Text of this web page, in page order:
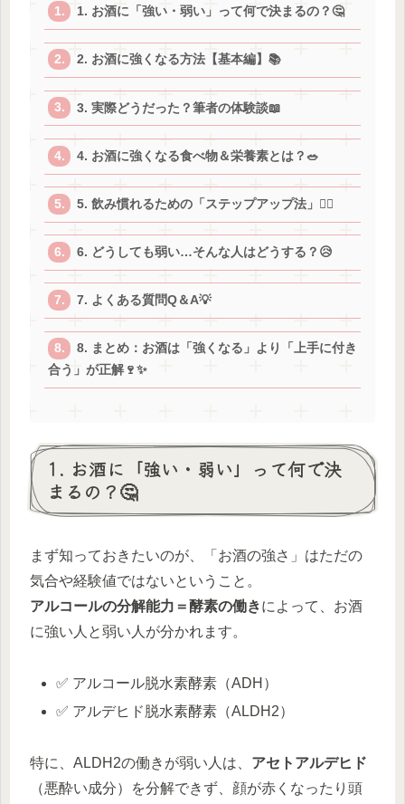
1. お酒に「強い・弱い」って何で決まるの？🤔
2. お酒に強くなる方法【基本編】📚
3. 実際どうだった？筆者の体験談📖
4. お酒に強くなる食べ物＆栄養素とは？🥗
5. 飲み慣れるための「ステップアップ法」🚶‍♂️
6. どうしても弱い…そんな人はどうする？😥
7. よくある質問Q＆A💡
8. まとめ：お酒は「強くなる」より「上手に付き
合う」が正解🍷✨
1. お酒に「強い・弱い」って何で決
まるの？🤔
まず知っておきたいのが、「お酒の強さ」はただの
気合や経験値ではないということ。
アルコールの分解能力＝酵素の働きによって、お酒
に強い人と弱い人が分かれます。
✅ アルコール脱水素酵素（ADH）
✅ アルデヒド脱水素酵素（ALDH2）
特に、ALDH2の働きが弱い人は、 アセトアルデヒド
（悪酔い成分）を分解できず、顔が赤くなったり頭